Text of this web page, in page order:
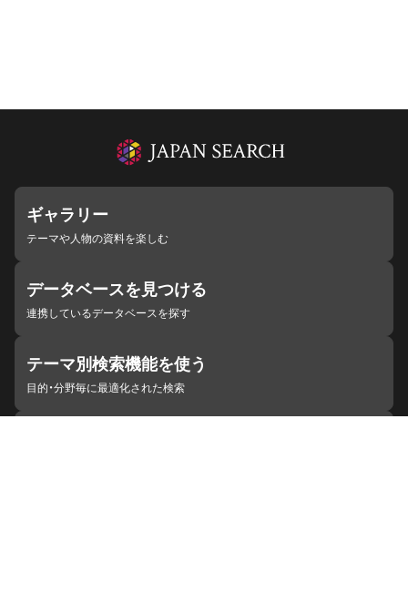
ギャラリー
テーマや人物の資料を楽しむ
データベースを見つける
連携しているデータベースを探す
テーマ別検索機能を使う
目的・分野毎に最適化された検索